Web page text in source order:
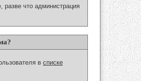
что администрация
в списке